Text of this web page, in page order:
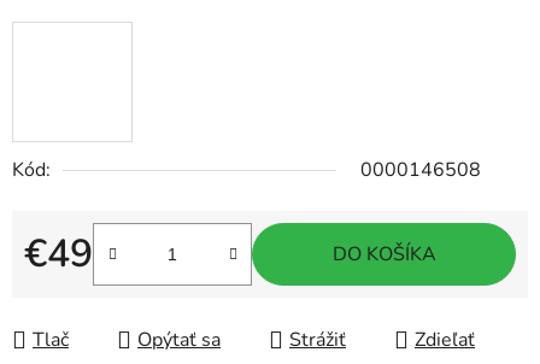
Kód: 0000146508
€49
Jednotková cena:
DO KOŠÍKA
Tlač Opýtať sa Strážiť Zdieľať